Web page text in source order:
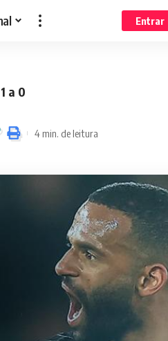
Entrar
a 0
4 min. de leitura